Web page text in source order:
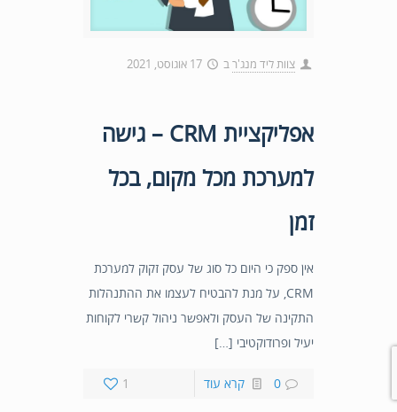
צוות ליד מנג'רב 17 אוגוסט, 2021
אפליקציית CRM – גישה
למערכת מכל מקום, בכל
זמן
אין ספק כי היום כל סוג של עסק זקוק למערכת
CRM, על מנת להבטיח לעצמו את ההתנהלות
התקינה של העסק ולאפשר ניהול קשרי לקוחות
יעיל ופרודוקטיבי […]
1 0 קרא עוד